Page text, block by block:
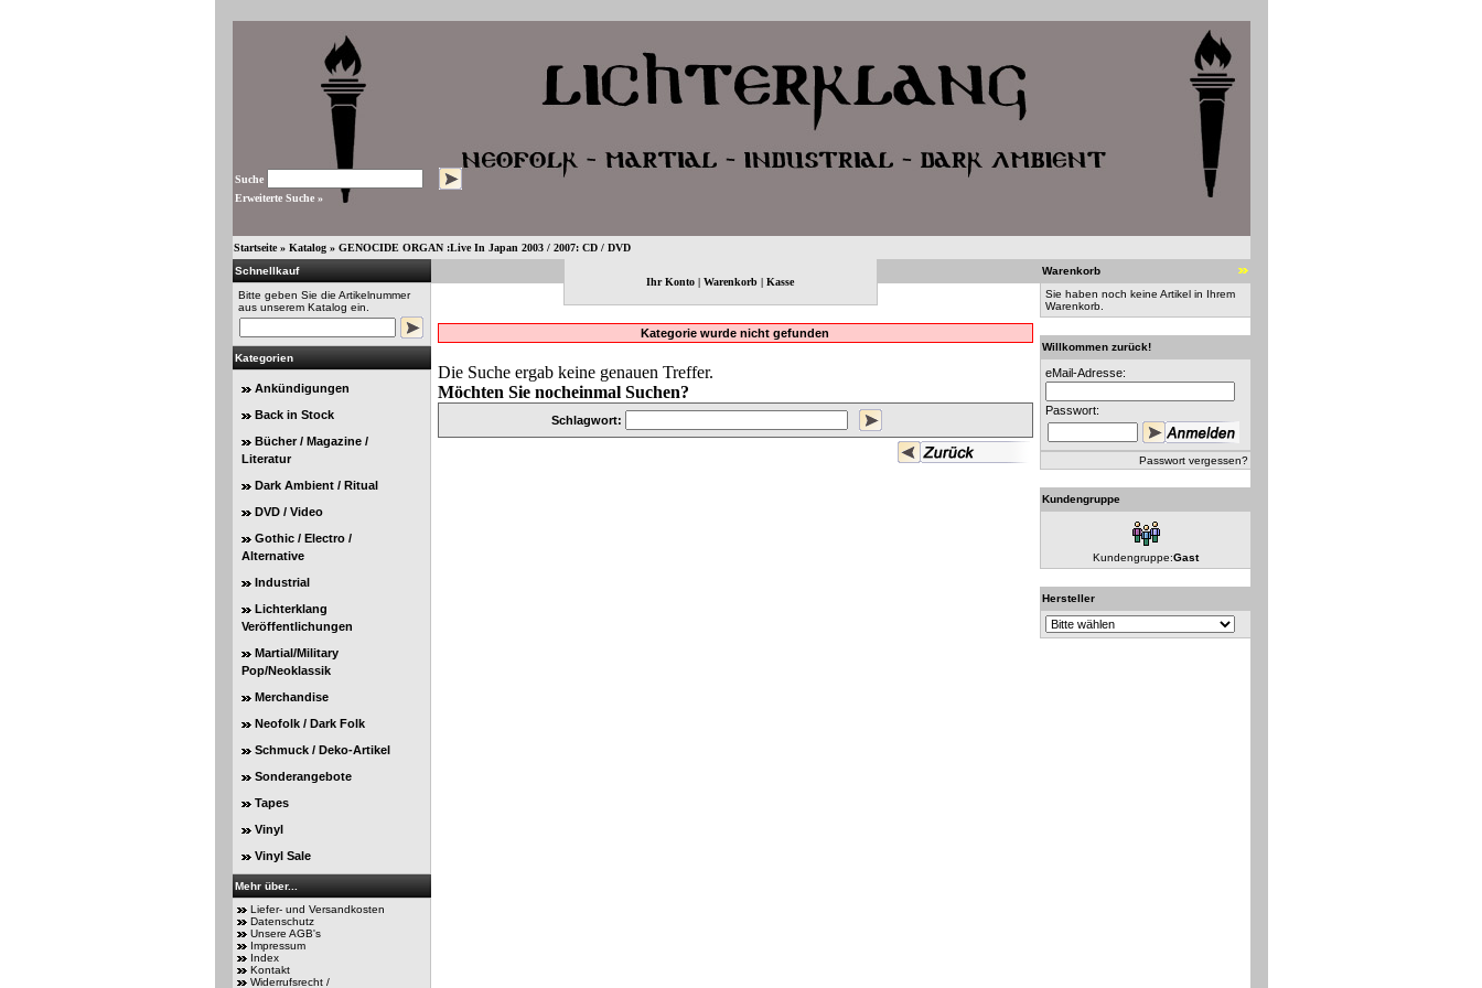
Suche
Erweiterte Suche »
Startseite» Katalog» GENOCIDE ORGAN :Live In Japan 2003 / 2007: CD / DVD
Schnellkauf
Bitte geben Sie die Artikelnummer
aus unserem Katalog ein.
Kategorien
Ankündigungen
Back in Stock
Bücher / Magazine /
Literatur
Dark Ambient / Ritual
DVD / Video
Gothic / Electro /
Alternative
Industrial
Lichterklang
Veröffentlichungen
Martial/Military
Pop/Neoklassik
Merchandise
Neofolk / Dark Folk
Schmuck / Deko-Artikel
Sonderangebote
Tapes
Vinyl
Vinyl Sale
Mehr über...
Liefer- und Versandkosten
Datenschutz
Unsere AGB's
Impressum
Index
Kontakt
Widerrufsrecht /
Ihr Konto | Warenkorb | Kasse
Kategorie wurde nicht gefunden
Die Suche ergab keine genauen Treffer.
Möchten Sie nocheinmal Suchen?
Schlagwort:
Warenkorb
Sie haben noch keine Artikel in Ihrem
Warenkorb.
Willkommen zurück!
eMail-Adresse:
Passwort:
Passwort vergessen?
Kundengruppe
Kundengruppe:Gast
Hersteller